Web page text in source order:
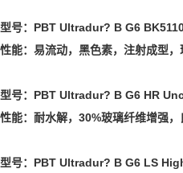
型号：PBT Ultradur? B G6
性能：易流动，黑色素，注射成型
型号：PBT Ultradur? B G6 HR
性能：耐水解，30%玻璃纤维增强，
型号：PBT Ultradur? B G6 LS